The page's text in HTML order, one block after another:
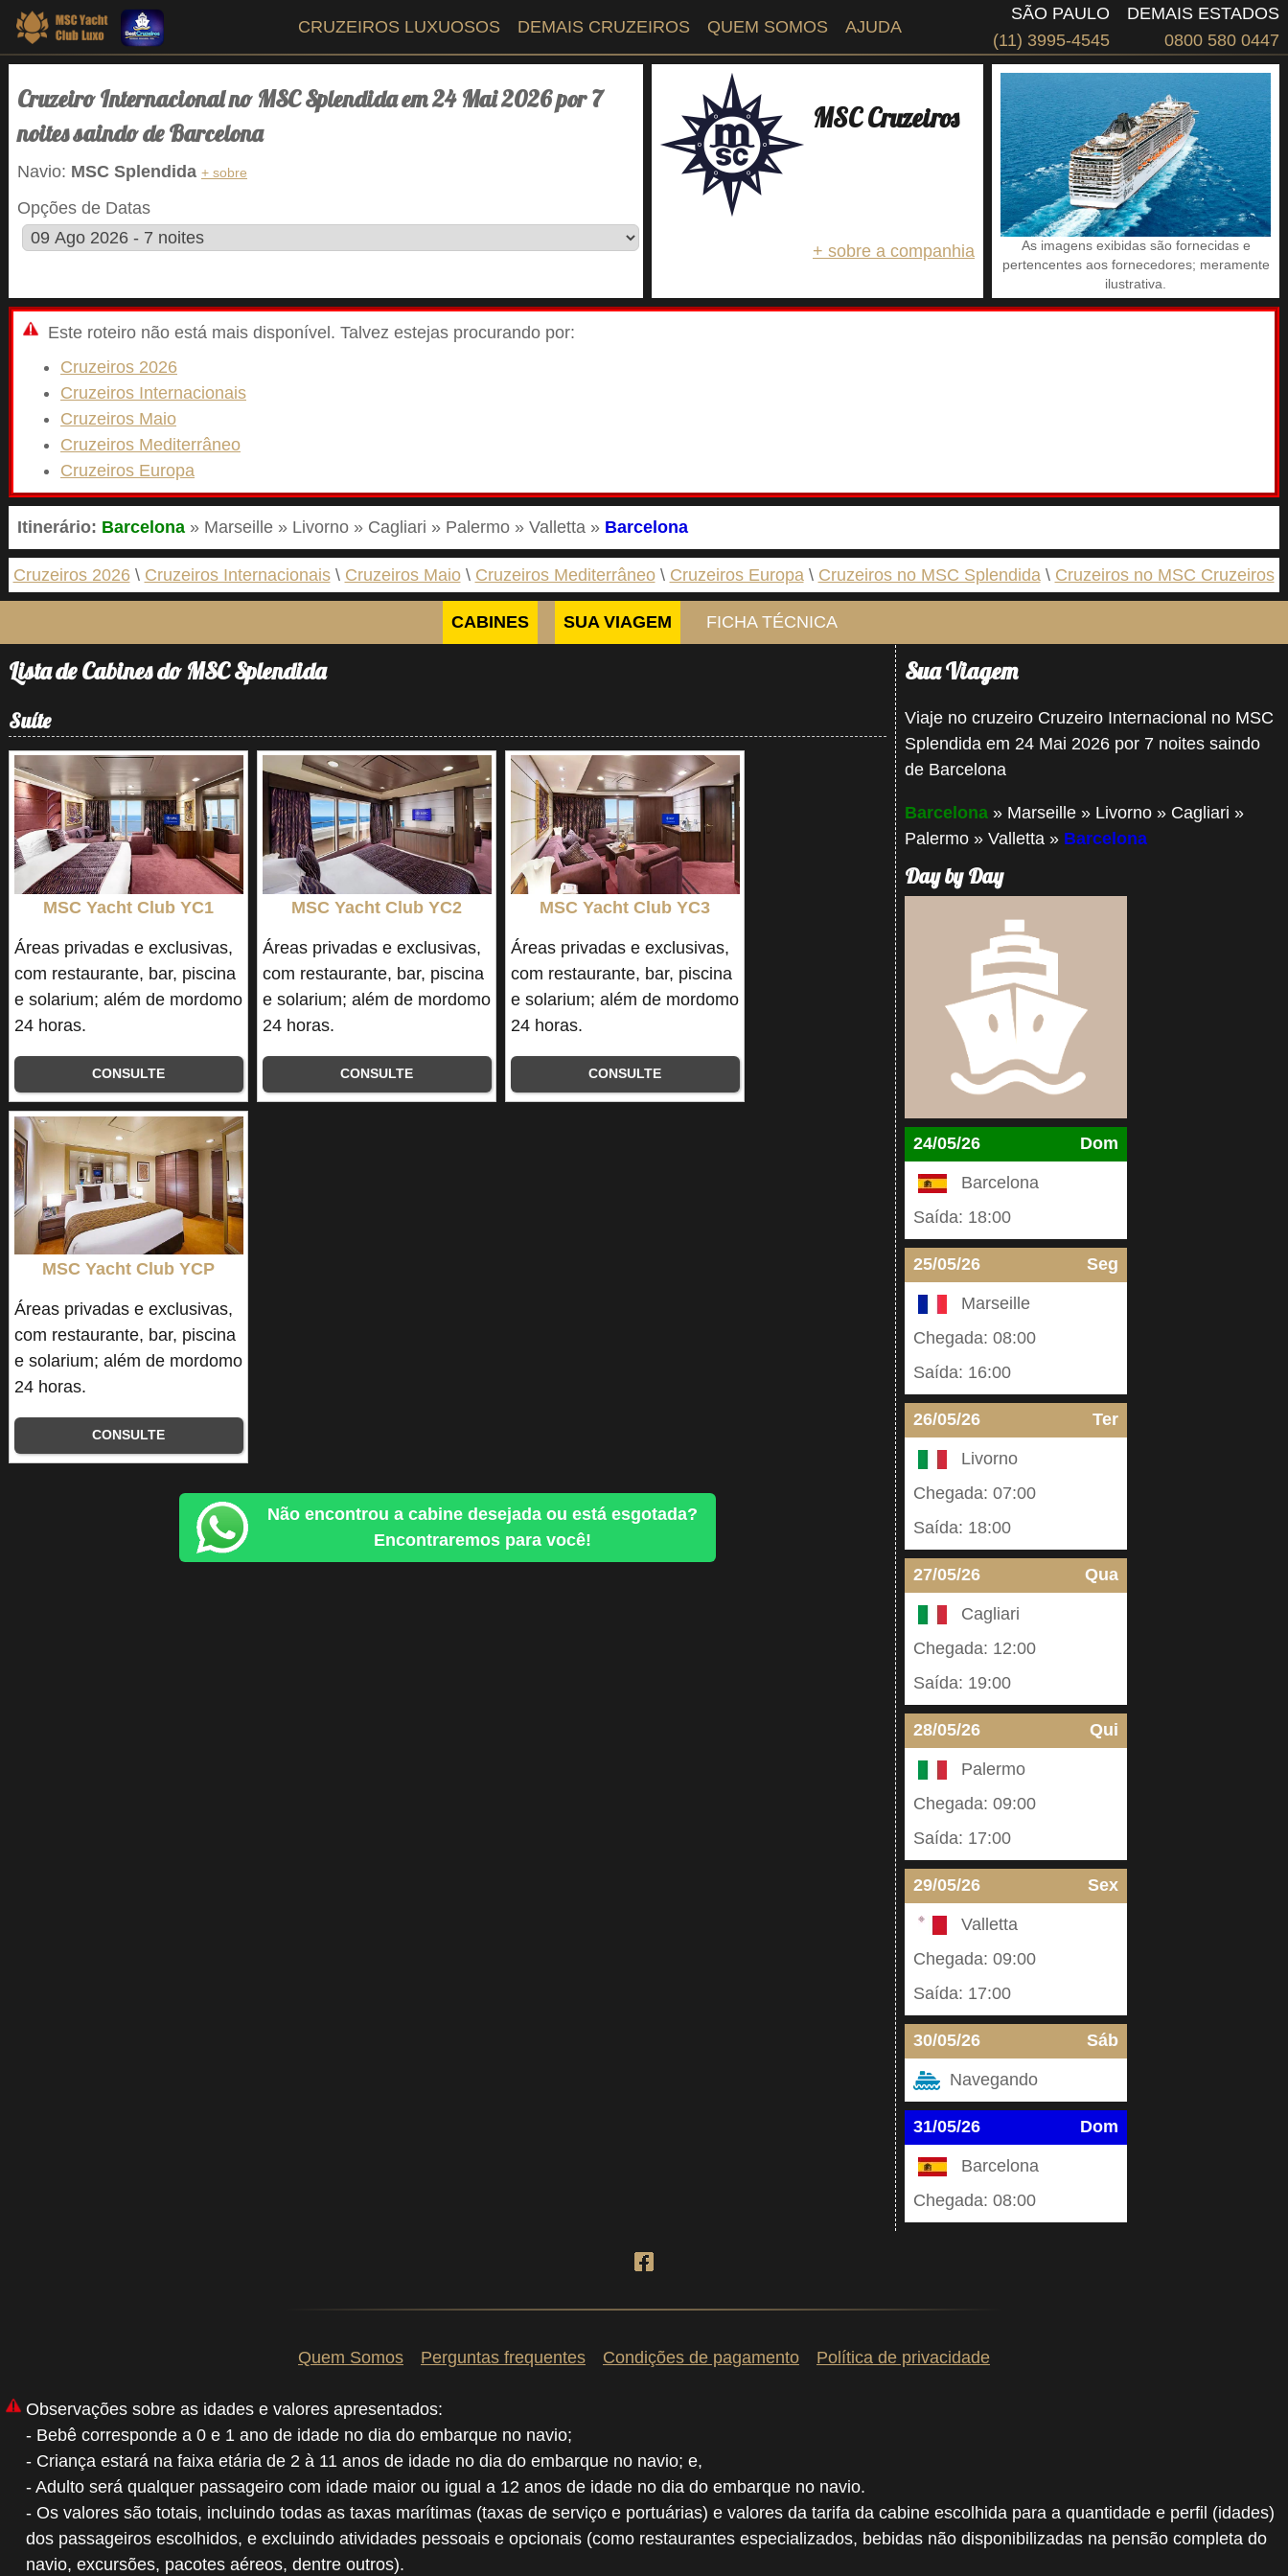
DEMAIS ESTADOS
0800 580 0447
SÃO PAULO
(11) 3995-4545
CRUZEIROS LUXUOSOS DEMAIS CRUZEIROS QUEM SOMOS AJUDA
Cruzeiro Internacional no MSC Splendida em 24 Mai 2026 por 7
noites saindo de Barcelona
Navio: MSC Splendida + sobre
Opções de Datas
MSC Cruzeiros
+ sobre a companhia
As imagens exibidas são fornecidas e
pertencentes aos fornecedores; meramente
ilustrativa.
Este roteiro não está mais disponível. Talvez estejas procurando por:
Cruzeiros 2026
Cruzeiros Internacionais
Cruzeiros Maio
Cruzeiros Mediterrâneo
Cruzeiros Europa
Itinerário: Barcelona » Marseille » Livorno » Cagliari » Palermo » Valletta » Barcelona
Cruzeiros 2026 Cruzeiros Internacionais Cruzeiros Maio Cruzeiros Mediterrâneo Cruzeiros Europa Cruzeiros no MSC Splendida Cruzeiros no MSC Cruzeiros
CABINES SUA VIAGEM FICHA TÉCNICA
Lista de Cabines do MSC Splendida
Suíte
MSC Yacht Club YC1
Áreas privadas e exclusivas,
com restaurante, bar, piscina
e solarium; além de mordomo
24 horas.
CONSULTE
MSC Yacht Club YC2
Áreas privadas e exclusivas,
com restaurante, bar, piscina
e solarium; além de mordomo
24 horas.
CONSULTE
MSC Yacht Club YC3
Áreas privadas e exclusivas,
com restaurante, bar, piscina
e solarium; além de mordomo
24 horas.
CONSULTE
MSC Yacht Club YCP
Áreas privadas e exclusivas,
com restaurante, bar, piscina
e solarium; além de mordomo
24 horas.
CONSULTE
Não encontrou a cabine desejada ou está esgotada?
Encontraremos para você!
Sua Viagem
Viaje no cruzeiro Cruzeiro Internacional no MSC
Splendida em 24 Mai 2026 por 7 noites saindo
de Barcelona
Barcelona » Marseille » Livorno » Cagliari »
Palermo » Valletta » Barcelona
Day by Day
24/05/26 Dom
Barcelona
Saída: 18:00
25/05/26 Seg
Marseille
Chegada: 08:00
Saída: 16:00
26/05/26 Ter
Livorno
Chegada: 07:00
Saída: 18:00
27/05/26 Qua
Cagliari
Chegada: 12:00
Saída: 19:00
28/05/26 Qui
Palermo
Chegada: 09:00
Saída: 17:00
29/05/26 Sex
Valletta
Chegada: 09:00
Saída: 17:00
30/05/26 Sáb
Navegando
31/05/26 Dom
Barcelona
Chegada: 08:00
Quem Somos Perguntas frequentes Condições de pagamento Política de privacidade
Observações sobre as idades e valores apresentados:
- Bebê corresponde a 0 e 1 ano de idade no dia do embarque no navio;
- Criança estará na faixa etária de 2 à 11 anos de idade no dia do embarque no navio; e,
- Adulto será qualquer passageiro com idade maior ou igual a 12 anos de idade no dia do embarque no navio.
- Os valores são totais, incluindo todas as taxas marítimas (taxas de serviço e portuárias) e valores da tarifa da cabine escolhida para a quantidade e perfil (idades)
dos passageiros escolhidos, e excluindo atividades pessoais e opcionais (como restaurantes especializados, bebidas não disponibilizadas na pensão completa do
navio, excursões, pacotes aéreos, dentre outros).